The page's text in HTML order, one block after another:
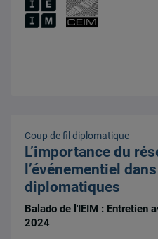
Coup de fil diplomatique
L’importance du
l’événementiel
diplomatiques
Balado de l'IEIM : Entretien
2024